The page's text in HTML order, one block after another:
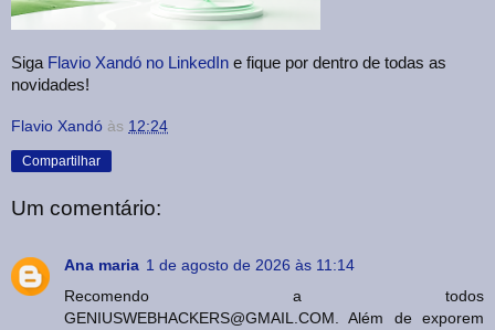
Siga Flavio Xandó no LinkedIn e fique por dentro de todas as
novidades!
Flavio Xandó às 12:24
Compartilhar
Um comentário:
Ana maria 1 de agosto de 2026 às 11:14
Recomendo a todos
GENIUSWEBHACKERS@GMAIL.COM. Além de exporem